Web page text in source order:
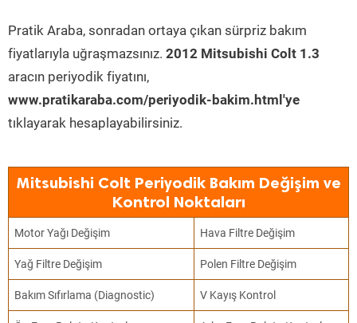
Pratik Araba, sonradan ortaya çıkan sürpriz bakım
fiyatlarıyla uğraşmazsınız. 2012 Mitsubishi Colt 1.3
aracın periyodik fiyatını,
www.pratikaraba.com/periyodik-bakim.html'ye
tıklayarak hesaplayabilirsiniz.
Mitsubishi Colt Periyodik Bakım Değişim ve
Kontrol Noktaları
Motor Yağı Değişim Hava Filtre Değişim
Yağ Filtre Değişim Polen Filtre Değişim
Bakım Sıfırlama (Diagnostic) V Kayış Kontrol